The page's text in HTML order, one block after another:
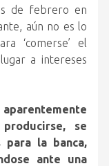
de febrero en
aún no es lo
‘comerse’ el
a intereses
se
para la banca,
ante una